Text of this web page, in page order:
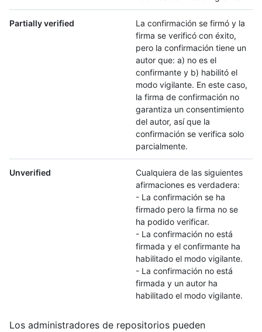
Partially verified
La confirmación se firmó y la
firma se verificó con éxito,
pero la confirmación tiene un
autor que: a) no es el
confirmante y b) habilitó el
modo vigilante. En este caso,
la firma de confirmación no
garantiza un consentimiento
del autor, así que la
confirmación se verifica solo
parcialmente.
Unverified
Cualquiera de las siguientes
afirmaciones es verdadera:
- La confirmación se ha
firmado pero la firma no se
ha podido verificar.
- La confirmación no está
firmada y el confirmante ha
habilitado el modo vigilante.
- La confirmación no está
firmada y un autor ha
habilitado el modo vigilante.
Los administradores de repositorios pueden